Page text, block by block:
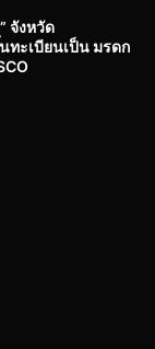
จังหวัด
ทะเบียนเป็น มรดก